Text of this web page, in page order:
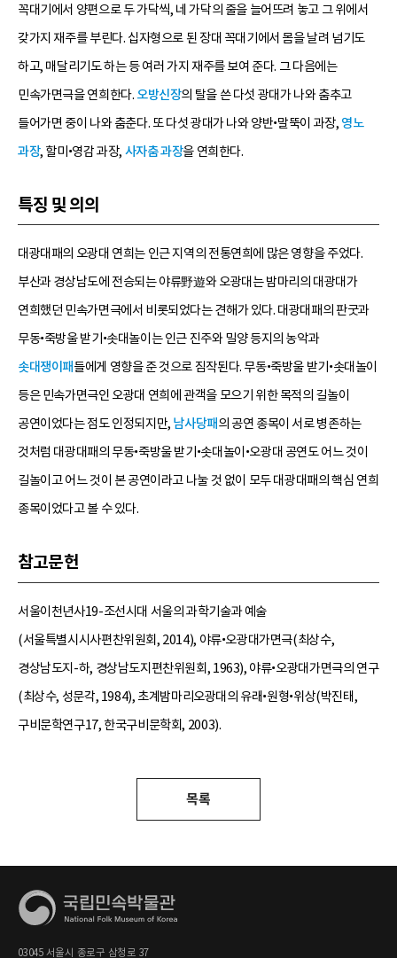
꼭대기에서 양편으로 두 가닥씩, 네 가닥의 줄을 늘어뜨려 놓고 그 위에서
갖가지 재주를 부린다. 십자형으로 된 장대 꼭대기에서 몸을 날려 넘기도
하고, 매달리기도 하는 등 여러 가지 재주를 보여 준다. 그 다음에는
민속가면극을 연희한다. 오방신장의 탈을 쓴 다섯 광대가 나와 춤추고
들어가면 중이 나와 춤춘다. 또 다섯 광대가 나와 양반•말뚝이 과장, 영노
과장, 할미•영감 과장, 사자춤 과장을 연희한다.
특징 및 의의
대광대패의 오광대 연희는 인근 지역의 전통연희에 많은 영향을 주었다.
부산과 경상남도에 전승되는 야류野遊와 오광대는 밤마리의 대광대가
연희했던 민속가면극에서 비롯되었다는 견해가 있다. 대광대패의 판굿과
무동•죽방울 받기•솟대놀이는 인근 진주와 밀양 등지의 농악과
솟대쟁이패들에게 영향을 준 것으로 짐작된다. 무동•죽방울 받기•솟대놀이
등은 민속가면극인 오광대 연희에 관객을 모으기 위한 목적의 길놀이
공연이었다는 점도 인정되지만, 남사당패의 공연 종목이 서로 병존하는
것처럼 대광대패의 무동•죽방울 받기•솟대놀이•오광대 공연도 어느 것이
길놀이고 어느 것이 본 공연이라고 나눌 것 없이 모두 대광대패의 핵심 연희
종목이었다고 볼 수 있다.
참고문헌
서울이천년사19-조선시대 서울의 과학기술과 예술
(서울특별시시사편찬위원회, 2014), 야류•오광대가면극(최상수,
경상남도지-하, 경상남도지편찬위원회, 1963), 야류•오광대가면극의 연구
(최상수, 성문각, 1984), 초계밤마리오광대의 유래•원형•위상(박진태,
구비문학연구17, 한국구비문학회, 2003).
목록
03045 서울시 종로구 삼청로 37